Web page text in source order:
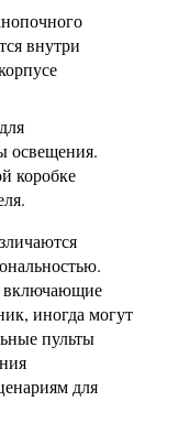
внутри
освещения.
коробке
включающие
иногда могут
пульты
для